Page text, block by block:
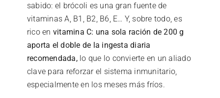
sabido: el brócoli es una gran fuente de
vitaminas A, B1, B2, B6, E… Y, sobre todo, es
rico en vitamina C: una sola ración de 200 g
aporta el doble de la ingesta diaria
recomendada,lo que lo convierte en un aliado
clave para reforzar el sistema inmunitario,
especialmente en los meses más fríos.